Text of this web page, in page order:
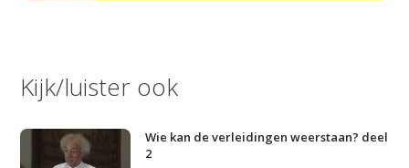
Kijk/luister ook
Wie kan de verleidingen weerstaan? deel
2